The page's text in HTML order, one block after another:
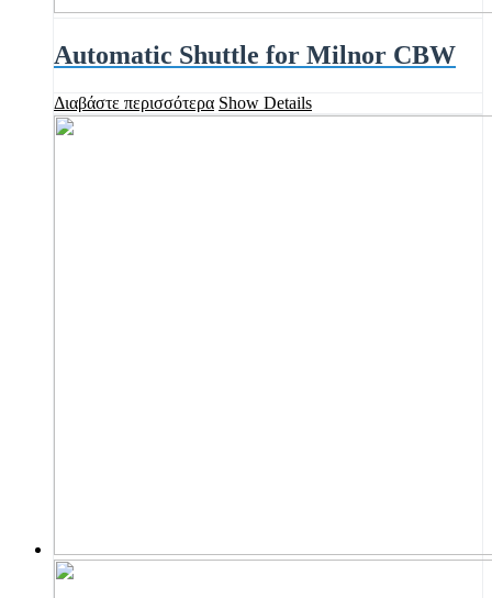
Automatic Shuttle for Milnor CBW
Διαβάστε περισσότερα Show Details